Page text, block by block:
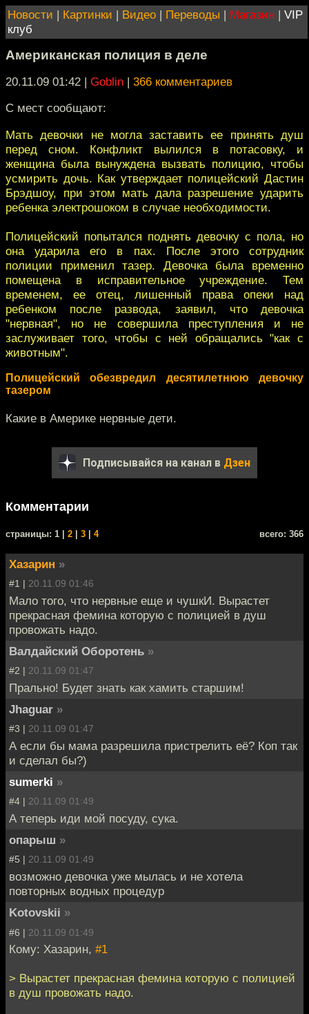
Новости | Картинки | Видео | Переводы | Магазин | VIP
клуб
Американская полиция в деле
20.11.09 01:42 | Goblin | 366 комментариев
С мест сообщают:
Мать девочки не могла заставить ее принять душ
перед сном. Конфликт вылился в потасовку, и
женщина была вынуждена вызвать полицию, чтобы
усмирить дочь. Как утверждает полицейский Дастин
Брэдшоу, при этом мать дала разрешение ударить
ребенка электрошоком в случае необходимости.
Полицейский попытался поднять девочку с пола, но
она ударила его в пах. После этого сотрудник
полиции применил тазер. Девочка была временно
помещена в исправительное учреждение. Тем
временем, ее отец, лишенный права опеки над
ребенком после развода, заявил, что девочка
"нервная", но не совершила преступления и не
заслуживает того, чтобы с ней обращались "как с
животным".
Полицейский обезвредил десятилетнюю девочку
тазером
Какие в Америке нервные дети.
Подписывайся на канал в Дзен
Комментарии
cтраницы: 1 | 2 3 4 всего: 366
Хазарин »
#1 | 20.11.09 01:46
Мало того, что нервные еще и чушкИ. Вырастет
прекрасная фемина которую с полицией в душ
провожать надо.
Валдайский Оборотень »
#2 | 20.11.09 01:47
Прально! Будет знать как хамить старшим!
Jhaguar »
#3 | 20.11.09 01:47
А если бы мама разрешила пристрелить её? Коп так
и сделал бы?)
sumerki »
#4 | 20.11.09 01:49
А теперь иди мой посуду, сука.
опарыш »
#5 | 20.11.09 01:49
возможно девочка уже мылась и не хотела
повторных водных процедур
Kotovskii »
#6 | 20.11.09 01:49
Кому: Хазарин, #1
> Вырастет прекрасная фемина которую с полицией
в душ провожать надо.